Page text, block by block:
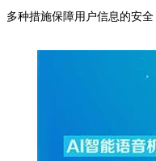
多种措施保障用户信息的安全